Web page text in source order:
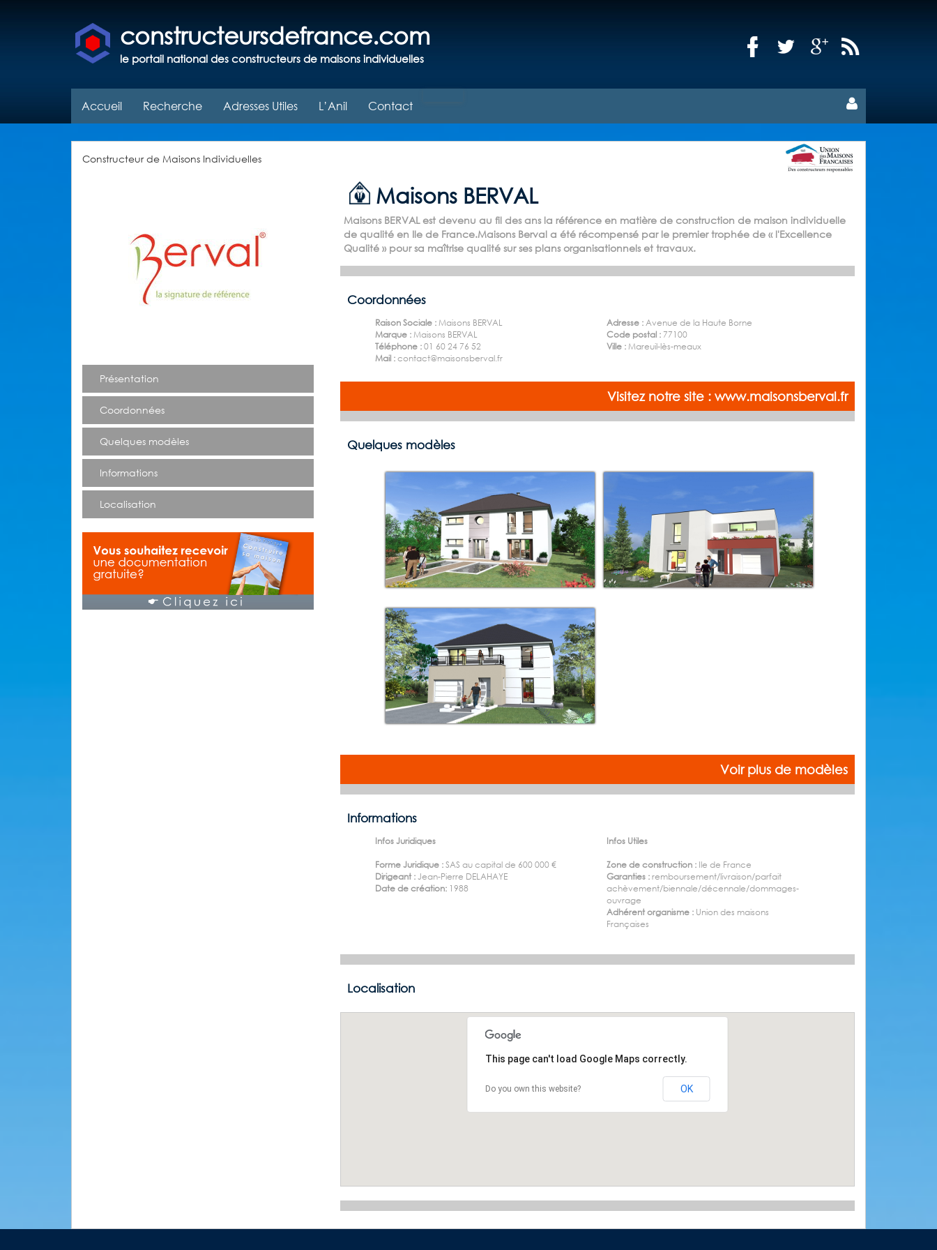
constructeursdefrance.com
le portail national des constructeurs de maisons individuelles
Accueil Recherche Adresses Utiles L’Anil Contact
Constructeur de Maisons Individuelles
Présentation
Coordonnées
Quelques modèles
Informations
Localisation
Maisons BERVAL
Maisons BERVAL est devenu au fil des ans la référence en matière de construction de maison individuelle
de qualité en Ile de France.Maisons Berval a été récompensé par le premier trophée de « l'Excellence
Qualité » pour sa maîtrise qualité sur ses plans organisationnels et travaux.
Coordonnées
Raison Sociale :Maisons BERVAL
Marque :Maisons BERVAL
Téléphone :01 60 24 76 52
Mail :contact@maisonsberval.fr
Adresse :Avenue de la Haute Borne
Code postal : 77100
Ville :Mareuil-lès-meaux
Visitez notre site : www.maisonsberval.fr
Quelques modèles
Voir plus de modèles
Informations
Infos Juridiques
Forme Juridique :SAS au capital de 600 000 €
Dirigeant :Jean-Pierre DELAHAYE
Date de création: 1988
Infos Utiles
Zone de construction : Ile de France
Garanties :remboursement/livraison/parfait
achèvement/biennale/décennale/dommages-
ouvrage
Adhérent organisme : Union des maisons
Françaises
Localisation
This page can't load Google Maps correctly.
Do you own this website? OK